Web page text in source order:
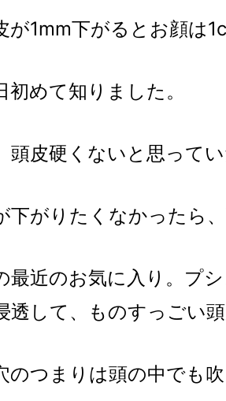
が1mm下がるとお顔は
初めて知りました。
頭皮硬くないと思って
下がりたくなかったら
最近のお気に入り。プ
透して、ものすっごい
のつまりは頭の中でも